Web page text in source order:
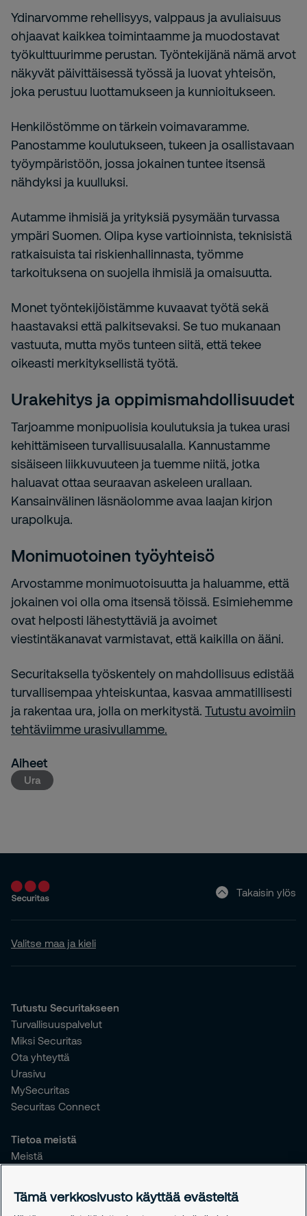
Ydinarvomme rehellisyys, valppaus ja avuliaisuus
ohjaavat kaikkea toimintaamme ja muodostavat
työkulttuurimme perustan. Työntekijänä nämä arvot
näkyvät päivittäisessä työssä ja luovat yhteisön,
joka perustuu luottamukseen ja kunnioitukseen.
Henkilöstömme on tärkein voimavaramme.
Panostamme koulutukseen, tukeen ja osallistavaan
työympäristöön, jossa jokainen tuntee itsensä
nähdyksi ja kuulluksi.
Autamme ihmisiä ja yrityksiä pysymään turvassa
ympäri Suomen. Olipa kysevartioinnista, teknisistä
ratkaisuista tai riskienhallinnasta, työmme
tarkoituksena on suojella ihmisiä ja omaisuutta.
Monet työntekijöistämme kuvaavat työtä sekä
haastavaksi että palkitsevaksi. Se tuo mukanaan
vastuuta, mutta myös tunteen siitä, että tekee
oikeasti merkityksellistä työtä.
Urakehitys ja oppimismahdollisuudet
Tarjoamme monipuolisia koulutuksia ja tukea urasi
kehittämiseen turvallisuusalalla. Kannustamme
sisäiseen liikkuvuuteen ja tuemme niitä, jotka
haluavat ottaa seuraavan askeleen urallaan.
Kansainvälinen läsnäolomme avaa laajan kirjon
urapolkuja.
Monimuotoinen työyhteisö
Arvostamme monimuotoisuutta ja haluamme, että
jokainen voi olla oma itsensä töissä. Esimiehemme
ovat helposti lähestyttäviä ja avoimet
viestintäkanavat varmistavat, että kaikilla on ääni.
Securitaksella työskentely on mahdollisuus edistää
turvallisempaa yhteiskuntaa, kasvaa ammatillisesti
ja rakentaa ura, jolla on merkitystä. Tutustu avoimiin
tehtäviimme urasivullamme.
Aiheet
Ura
Takaisin ylös
Valitse maa ja kieli
Tutustu Securitakseen
Turvallisuuspalvelut
Miksi Securitas
Ota yhteyttä
Urasivu
MySecuritas
Securitas Connect
Tietoa meistä
Meistä
Työntekijöille
Tämä verkkosivusto käyttää evästeitä